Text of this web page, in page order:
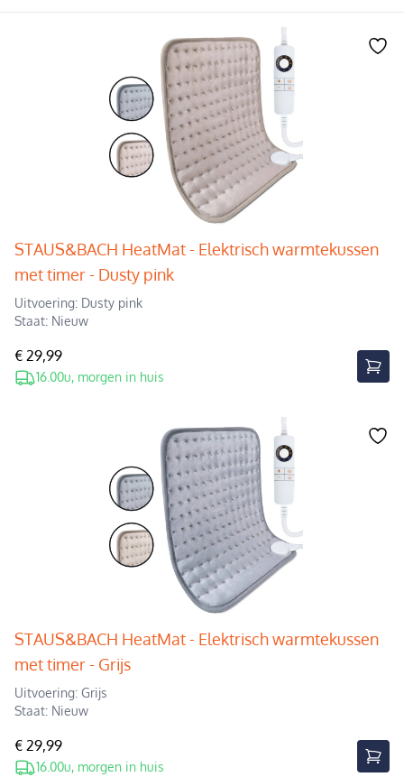
STAUS&BACH HeatMat - Elektrisch warmtekussen
met timer - Dusty pink
Uitvoering: Dusty pink
Staat: Nieuw
€ 29,99
16.00u, morgen in huis
STAUS&BACH HeatMat - Elektrisch warmtekussen
met timer - Grijs
Uitvoering: Grijs
Staat: Nieuw
€ 29,99
16.00u, morgen in huis